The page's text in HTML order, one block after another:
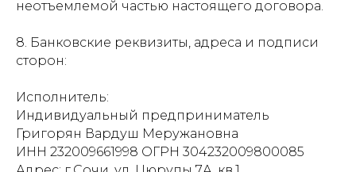
неотъемлемой частью настоящего договора.
8. Банковские реквизиты, адреса и подписи
сторон:
Исполнитель:
Индивидуальный предприниматель
Григорян Вардуш Меружановна
ИНН 232009661998 ОГРН 304232009800085